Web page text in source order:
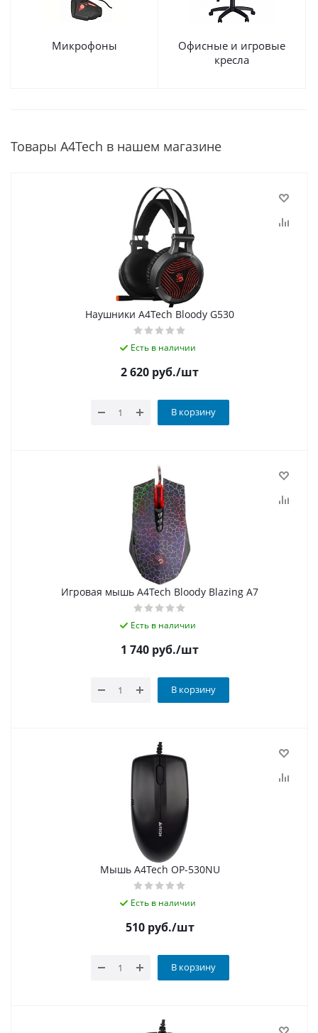
Микрофоны
Офисные и игровые
кресла
Товары A4Tech в нашем магазине
Наушники A4Tech Bloody G530
Есть в наличии
2 620 руб./шт
В корзину
Игровая мышь A4Tech Bloody Blazing A7
Есть в наличии
1 740 руб./шт
В корзину
Мышь A4Tech OP-530NU
Есть в наличии
510руб./шт
В корзину